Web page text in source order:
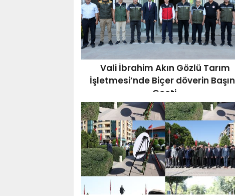
Vali İbrahim Akın Gözlü Tarım
İşletmesi’nde Biçer döverin
Geçti,